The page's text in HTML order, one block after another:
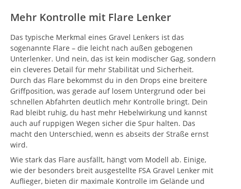
Mehr Kontrolle mit Flare Lenker
Das typische Merkmal eines Gravel Lenkers ist das
sogenannte Flare – die leicht nach außen gebogenen
Unterlenker. Und nein, das ist kein modischer Gag, sondern
ein cleveres Detail für mehr Stabilität und Sicherheit.
Durch das Flare bekommst du in den Drops eine breitere
Griffposition, was gerade auf losem Untergrund oder bei
schnellen Abfahrten deutlich mehr Kontrolle bringt. Dein
Rad bleibt ruhig, du hast mehr Hebelwirkung und kannst
auch auf ruppigen Wegen sicher die Spur halten. Das
macht den Unterschied, wenn es abseits der Straße ernst
wird.
Wie stark das Flare ausfällt, hängt vom Modell ab. Einige,
wie der besonders breit ausgestellte FSA Gravel Lenker mit
Auflieger, bieten dir maximale Kontrolle im Gelände und